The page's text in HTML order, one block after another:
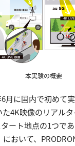
本実験の概要
月に国内で初めて
た4K映像のリアル
ート地点の1つで
おいて、